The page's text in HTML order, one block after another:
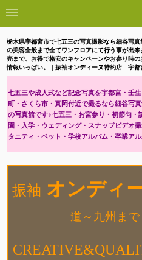
栃木県宇都宮市で七五三の写真撮影なら細谷写
の美容全般まで全てワンフロアにて行う事が出
売まで、お得で格安のキャンペーンやお参り時
情報いっぱい。｜振袖オンディーヌ特約店 宇
七五三や成人式など記念写真を宇都宮・壬
町・さくら市・真岡付近で撮るなら細谷写
の写真館です♪七五三・お宮参り・初節句・
園・入学・ウェディング・スナップビデオ
タニティ・ペット・学校アルバム・卒業ア
振袖 オンディ
道～九州まで